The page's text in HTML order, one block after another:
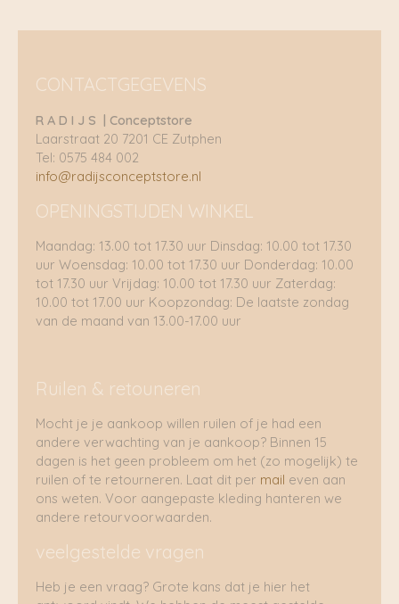
CONTACTGEGEVENS
R A D I J S | Conceptstore
Laarstraat 20 7201 CE Zutphen
Tel: 0575 484 002
info@radijsconceptstore.nl
OPENINGSTIJDEN WINKEL
Maandag: 13.00 tot 17.30 uur Dinsdag: 10.00 tot 17.30
uur Woensdag: 10.00 tot 17.30 uur Donderdag: 10.00
tot 17.30 uur Vrijdag: 10.00 tot 17.30 uur Zaterdag:
10.00 tot 17.00 uur Koopzondag: De laatste zondag
van de maand van 13.00-17.00 uur
Ruilen & retouneren
Mocht je je aankoop willen ruilen of je had een
andere verwachting van je aankoop? Binnen 15
dagen is het geen probleem om het (zo mogelijk) te
ruilen of te retourneren. Laat dit per mail even aan
ons weten. Voor aangepaste kleding hanteren we
andere retourvoorwaarden.
veelgestelde vragen
Heb je een vraag? Grote kans dat je hier het